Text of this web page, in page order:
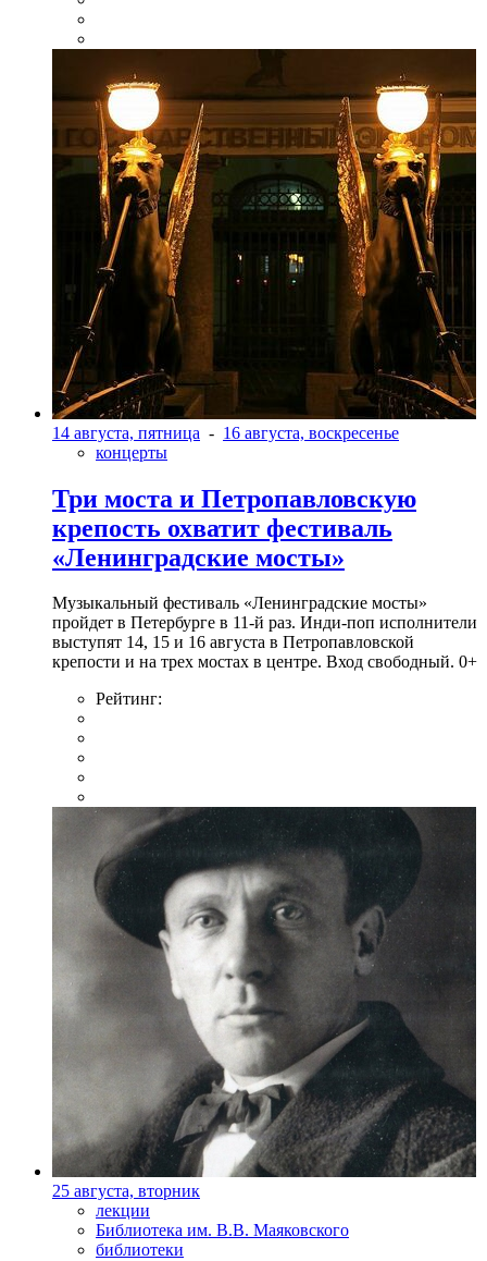
14 августа, пятница - 16 августа, воскресенье
концерты
Три моста и Петропавловскую
крепость охватит фестиваль
«Ленинградские мосты»
Музыкальный фестиваль «Ленинградские мосты»
пройдет в Петербурге в 11-й раз. Инди-поп исполнители
выступят 14, 15 и 16 августа в Петропавловской
крепости и на трех мостах в центре. Вход свободный. 0+
Рейтинг:
25 августа, вторник
лекции
Библиотека им. В.В. Маяковского
библиотеки